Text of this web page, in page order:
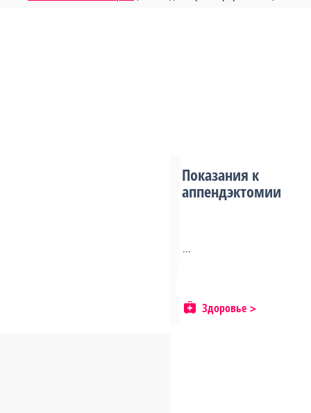
Показания к
аппендэктомии
...
Здоровье